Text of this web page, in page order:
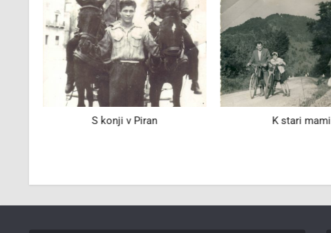
S konji v Piran K stari mami